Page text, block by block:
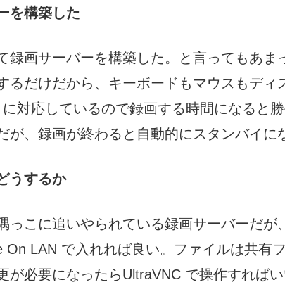
を構築した
録画サーバーを構築した。と言ってもあま
るだけだから、キーボードもマウスもディ
に対応しているので録画する時間になると
が、録画が終わると自動的にスタンバイに
うするか
っこに追いやられている録画サーバーだが
On LAN で入れれば良い。ファイルは共有
が必要になったらUltraVNC で操作すればい